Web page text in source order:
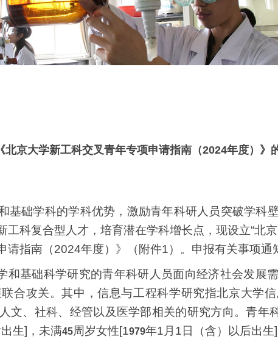
北京大学新工科交叉青年专项申请指南（2024年度）》
基础学科的学科优势，激励青年科研人员突破学科
科复合型人才，培育潜在学科增长点，现设立“北
请指南（2024年度）》（附件1）。申报有关事项通
和基础科学研究的青年科研人员面向经济社会发展
合攻关。其中，信息与工程科学研究指北京大学
文、社科、经管以及医学部相关的研究方向。青年
生] ，未满45周岁女性[1979年1 月 1日（含）以后出生]